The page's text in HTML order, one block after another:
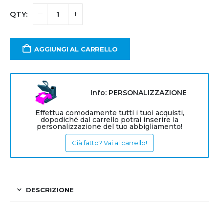
AGGIUNGI AL CARRELLO
Info: PERSONALIZZAZIONE
Effettua comodamente tutti i tuoi acquisti,
dopodiché dal carrello potrai inserire la
personalizzazione del tuo abbigliamento!
Già fatto? Vai al carrello!
DESCRIZIONE